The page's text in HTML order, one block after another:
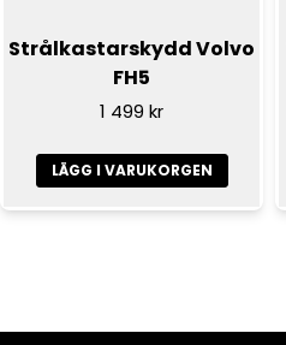
Strålkastarskydd Volvo
FH5
1 499 kr
LÄGG I VARUKORGEN